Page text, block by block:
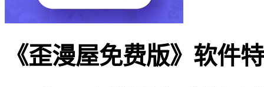
《歪漫屋免费版》软件